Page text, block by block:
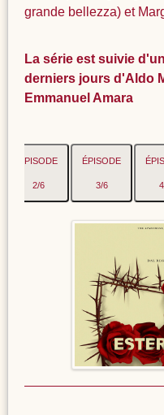
grande bellezza) et
La série est suivie
derniers jours d'Aldo
Emmanuel Amara
ÉPISODE
2/6
ÉPISODE
3/6